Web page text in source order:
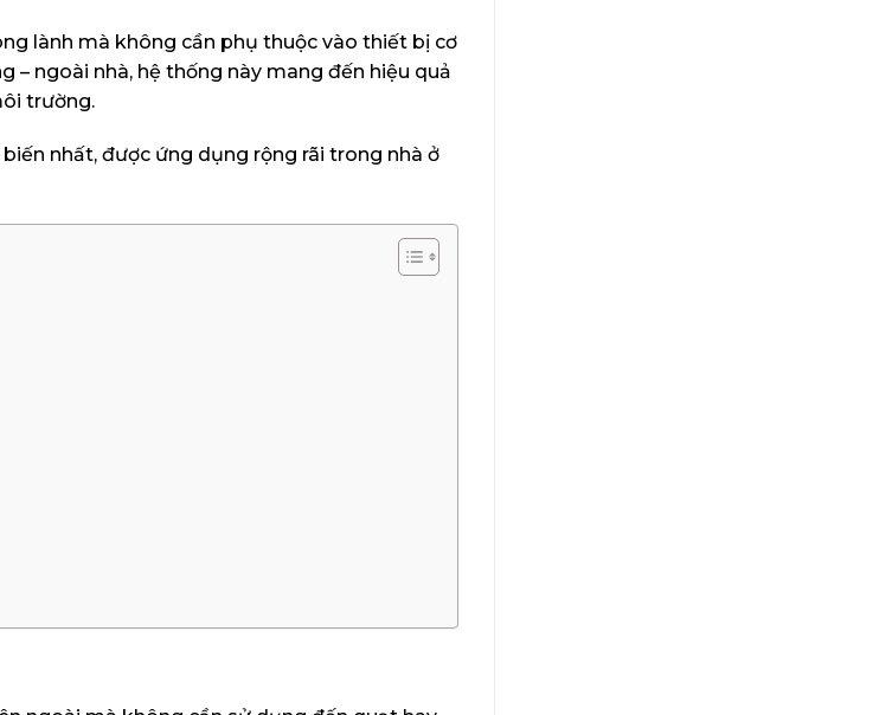
lành mà không cần phụ thuộc vào thiết bị cơ
– ngoài nhà, hệ thống này mang đến hiệu quả
trường.
nhất, được ứng dụng rộng rãi trong nhà ở